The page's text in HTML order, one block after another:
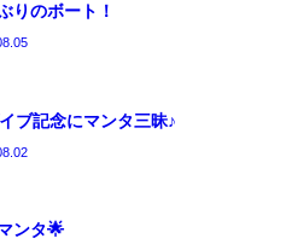
りのボート！
ブ記念にマンタ三昧♪
ンタ🌟